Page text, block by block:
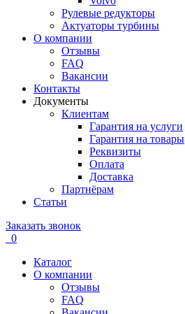
Рулевые редукторы
Актуаторы турбины
О компании
Отзывы
FAQ
Вакансии
Контакты
Документы
Клиентам
Гарантия на услуги
Гарантия на товары
Реквизиты
Оплата
Доставка
Партнёрам
Статьи
Заказать звонок
0
Каталог
О компании
Отзывы
FAQ